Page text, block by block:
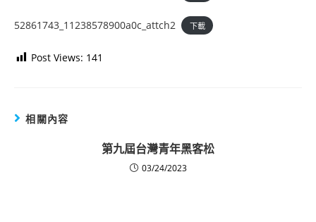
52861743_11238578900a0c_attch2 下載
Post Views: 141
相關內容
第九屆台灣青年黑客松
03/24/2023